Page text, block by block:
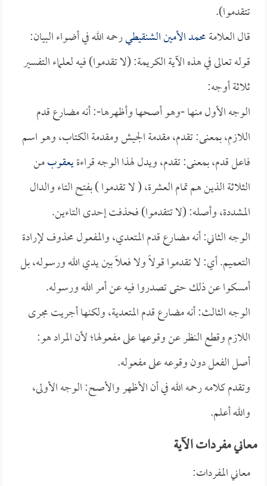
تتقدموا).
قال العلامةمحمد الأمين الشنقيطيرحمه الله في أضواء البيان:
قوله تعالى في هذه الآية الكريمة: (لا تقدموا) فيه لعلماء التفسير
ثلاثة أوجه:
الوجه الأول منها -وهو أصحها وأظهرها-: أنه مضارع قدم
اللازم، بمعنى: تقدم، مقدمة الجيش ومقدمة الكتاب، وهو اسم
فاعل قدم، بمعنى: تقدم، ويدل لهذا الوجه قراءةيعقوبمن
الثلاثة الذين هم تمام العشرة، ( لا تقدموا ) بفتح التاء والدال
المشددة، وأصله: (لا تتقدموا) فحذفت إحدى التاءين.
الوجه الثاني: أنه مضارع قدم المتعدي، والمفعول محذوف لإرادة
التعميم. أي: لا تقدموا قولاً ولا فعلاً بين يدي الله ورسوله، بل
أمسكوا عن ذلك حتى تصدروا فيه عن أمر الله ورسوله.
الوجه الثالث: أنه مضارع قدم المتعدية، ولكنها أجريت مجرى
اللازم وقطع النظر عن وقوعها على مفعولها؛ لأن المراد هو:
أصل الفعل دون وقوعه على مفعوله.
وتقدم كلامه رحمه الله في أن الأظهر والأصح: الوجه الأولى،
والله أعلم.
معاني مفردات الآية
معاني المفردات: